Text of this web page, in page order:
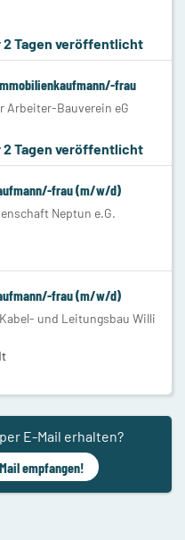
2 Tagen veröffentlicht
frau
Arbeiter-Bauverein eG
2 Tagen veröffentlicht
frau (m/w/d)
Neptun e.G.
frau (m/w/d)
und Leitungsbau Willi
E-Mail erhalten?
empfangen!